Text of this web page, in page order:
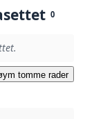
0
tomme rader